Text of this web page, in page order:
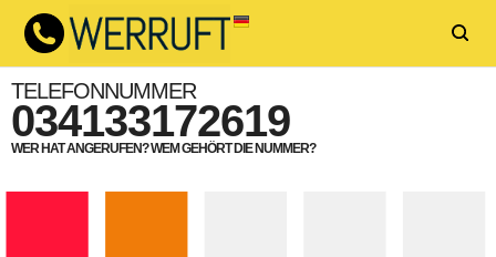
TELEFONNUMMER
034133172619
WER HAT ANGERUFEN? WEM GEHÖRT DIE NUMMER?